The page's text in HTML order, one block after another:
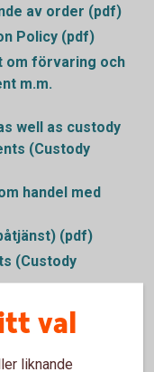
av order (pdf)
Policy (pdf)
om förvaring och
m.m.
well as custody
(Custody
handel med
(pdf)
(Custody
hantering av
val
liknande